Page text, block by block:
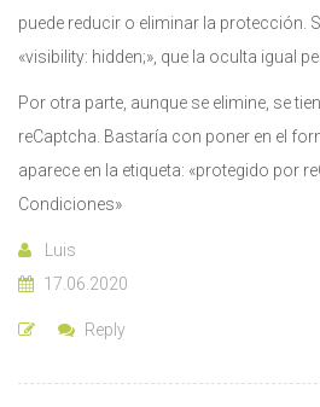
puede reducir o eliminar la protección.
«visibility: hidden;», que la oculta igual
Por otra parte, aunque se elimine, se
reCaptcha. Bastaría con poner en el
aparece en la etiqueta: «protegido por
Condiciones»
Luis
17.06.2020
Reply